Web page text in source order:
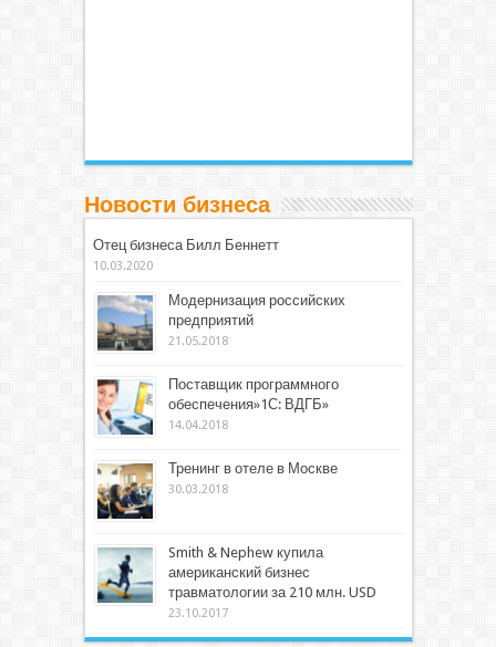
Новости бизнеса
Отец бизнеса Билл Беннетт
10.03.2020
Модернизация российских
предприятий
21.05.2018
Поставщик программного
обеспечения»1С: ВДГБ»
14.04.2018
Тренинг в отеле в Москве
30.03.2018
Smith & Nephew купила
американский бизнес
травматологии за 210 млн. USD
23.10.2017